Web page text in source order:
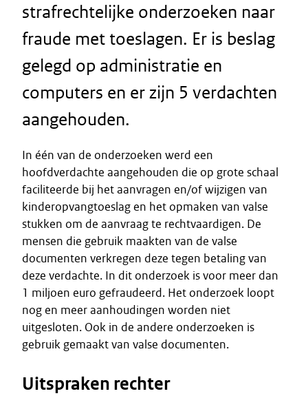
strafrechtelijke onderzoeken naar
fraude met toeslagen. Er is beslag
gelegd op administratie en
computers en er zijn 5 verdachten
aangehouden.
In één van de onderzoeken werd een
hoofdverdachte aangehouden die op grote schaal
faciliteerde bij het aanvragen en/of wijzigen van
kinderopvangtoeslag en het opmaken van valse
stukken om de aanvraag te rechtvaardigen. De
mensen die gebruik maakten van de valse
documenten verkregen deze tegen betaling van
deze verdachte. In dit onderzoek is voor meer dan
1 miljoen euro gefraudeerd. Het onderzoek loopt
nog en meer aanhoudingen worden niet
uitgesloten. Ook in de andere onderzoeken is
gebruik gemaakt van valse documenten.
Uitspraken rechter